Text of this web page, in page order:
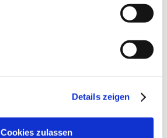
Details zeigen
Cookies zulassen